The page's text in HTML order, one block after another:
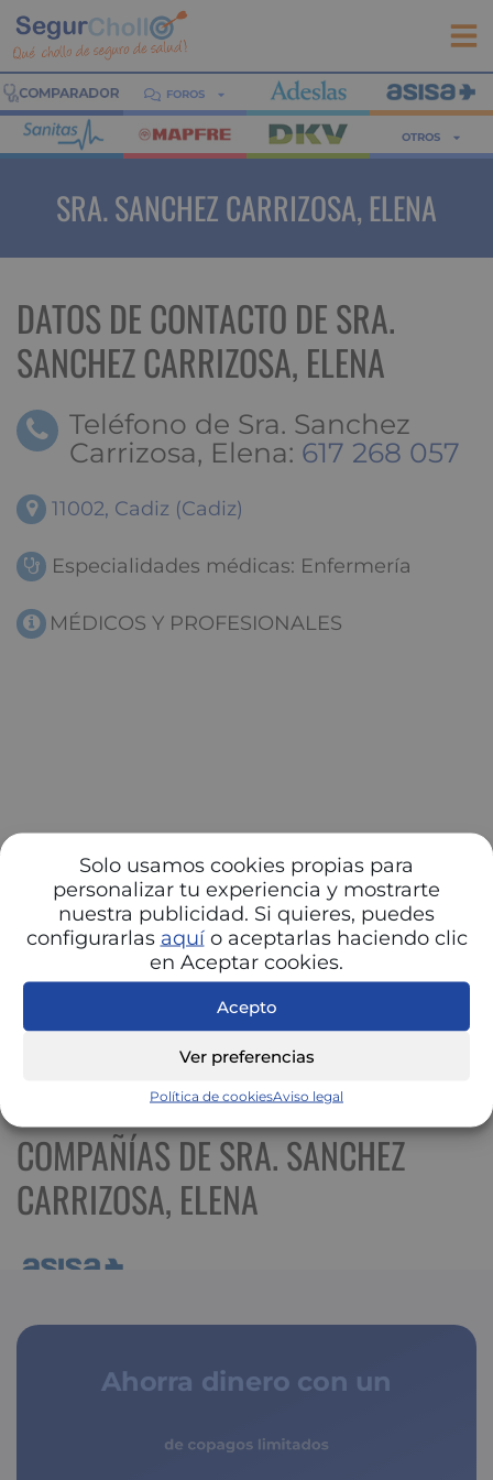
Solo usamos cookies propias para
personalizar tu experiencia y mostrarte
nuestra publicidad. Si quieres, puedes
configurarlas aquío aceptarlas haciendo clic
en Aceptar cookies.
Acepto
Ver preferencias
Política de cookiesAviso legal
FOROS
OTROS
SRA. SANCHEZ CARRIZOSA, ELENA
DATOS DE CONTACTO DE SRA.
SANCHEZ CARRIZOSA, ELENA
Teléfono de Sra. Sanchez
Carrizosa, Elena: 617 268 057
11002, Cadiz (Cadiz)
Especialidades médicas: Enfermería
MÉDICOS Y PROFESIONALES
COMPAÑÍAS DE SRA. SANCHEZ
CARRIZOSA, ELENA
Ahorra dinero con un
de copagos limitados